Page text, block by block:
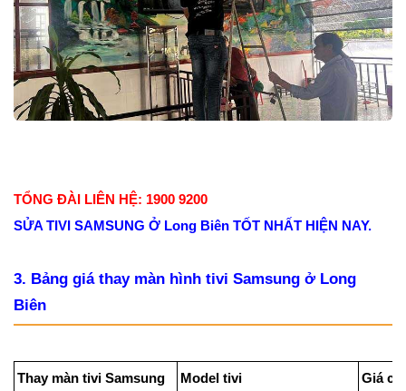
TỔNG ĐÀI LIÊN HỆ: 1900 9200
SỬA TIVI SAMSUNG Ở Long Biên TỐT NHẤT HIỆN NAY.
3. Bảng giá thay màn hình tivi Samsung ở Long
Biên
Thay màn tivi Samsung
Model tivi